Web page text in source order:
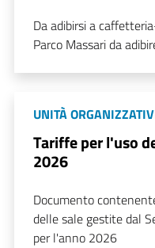
Da adibirsi a
Parco Massari da
UNITÀ
Tariffe per l'uso
2026
Documento
delle sale gestite dal
per l'anno 2026